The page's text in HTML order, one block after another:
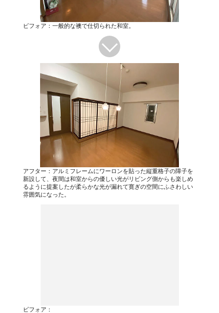
ビフォア：一般的な襖で仕切られた和室。
アフター：アルミフレームにワーロンを貼った縦重格子の障子を
新設して、夜間は和室からの優しい光がリビング側からも楽しめ
るように提案したが柔らかな光が漏れて寛ぎの空間にふさわしい
雰囲気になった。
ビフォア：